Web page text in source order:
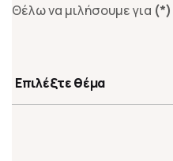
Θέλω να μιλήσουμε για (*)